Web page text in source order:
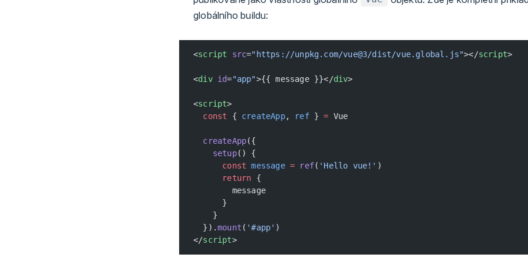
globálního buildu:
<script src="https://unpkg.com/vue@3/dist/vue.global.js"></script>
<div id="app">{{ message }}</div>
<script>
  const
{ createApp, ref } = Vue
  createApp
({
    setup
() {
      const
message = ref( 'Hello vue!' )
      return
{
        message
      }
    }
  }).
mount ( '#app' )
</script>